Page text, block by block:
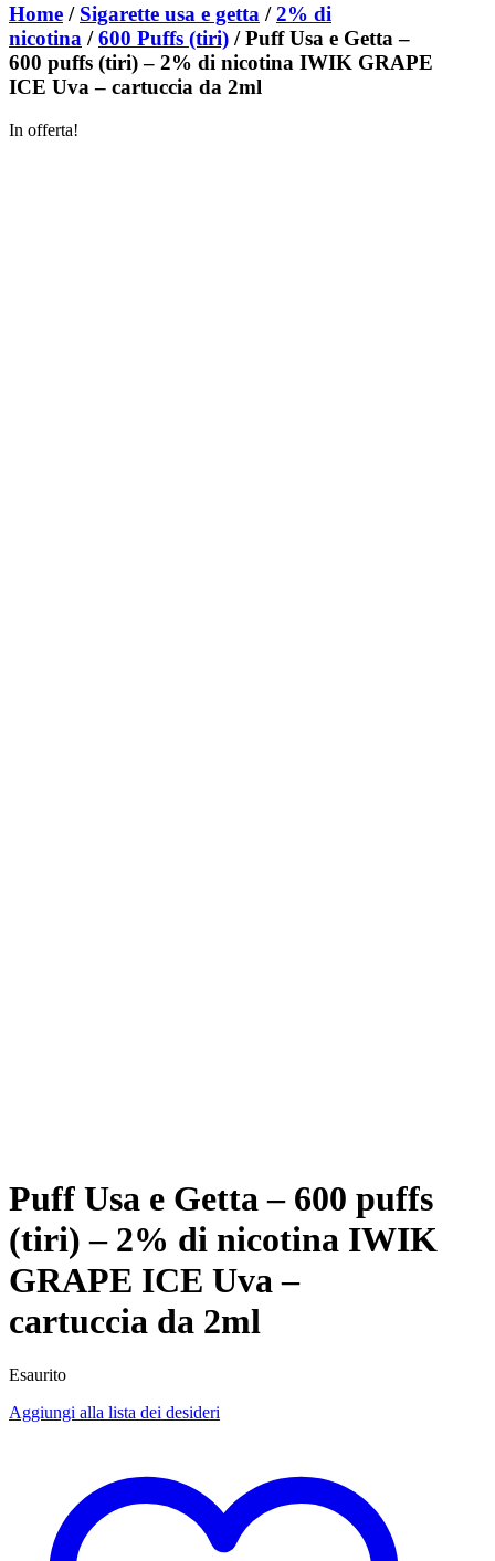
Home / Sigarette usa e getta /2% di
nicotina /600 Puffs (tiri) / Puff Usa e Getta –
600 puffs (tiri) – 2% di nicotina IWIK GRAPE
ICE Uva – cartuccia da 2ml
In offerta!
Puff Usa e Getta – 600 puffs
(tiri) – 2% di nicotina IWIK
GRAPE ICE Uva –
cartuccia da 2ml
Esaurito
Aggiungi alla lista dei desideri